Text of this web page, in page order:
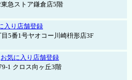
急ストア鎌倉店5階
入り店舗登録
5番1号ヤオコー川崎枡形店3F
お気に入り店舗登録
1 クロス向ヶ丘3階